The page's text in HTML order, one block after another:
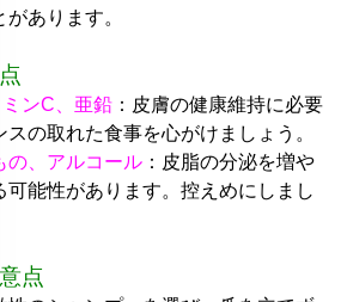
あります。
ミンC、亜鉛 ： 皮膚の健康維持に必要
スの取れた食事を心がけましょう。
の、アルコール ： 皮脂の分泌を増や
可能性があります。控えめにしまし
点